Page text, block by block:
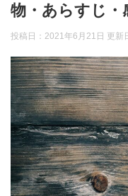
物・あらすじ・
投稿日：2021年6月21日 更新